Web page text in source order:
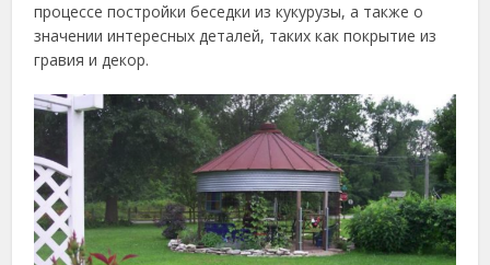
процессе постройки беседки из кукурузы, а также о
значении интересных деталей, таких как покрытие из
гравия и декор.